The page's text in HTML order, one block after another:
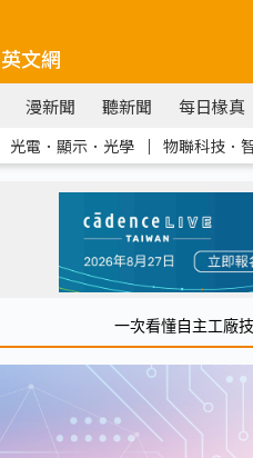
英文網
漫新聞 聽新聞 每日椽真
光電．顯示．光學 ｜ 物聯科技．
一次看懂自主工廠